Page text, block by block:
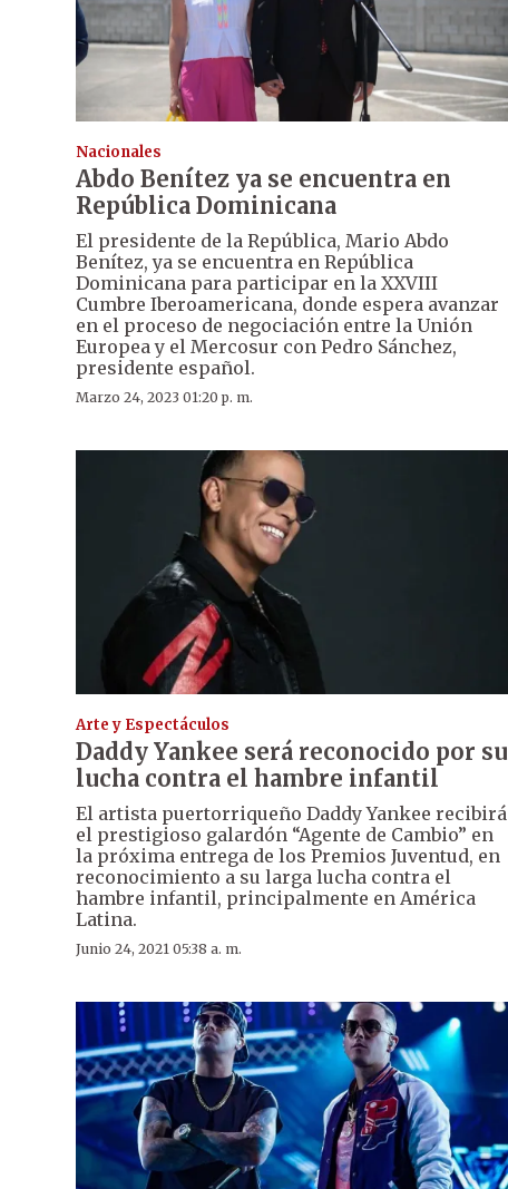
Nacionales
Abdo Benítez ya se encuentra en
República Dominicana
El presidente de la República, Mario Abdo
Benítez, ya se encuentra en República
Dominicana para participar en la XXVIII
Cumbre Iberoamericana, donde espera avanzar
en el proceso de negociación entre la Unión
Europea y el Mercosur con Pedro Sánchez,
presidente español.
Marzo 24, 2023 01:20 p. m.
Arte y Espectáculos
Daddy Yankee será reconocido por su
lucha contra el hambre infantil
El artista puertorriqueño Daddy Yankee recibirá
el prestigioso galardón “Agente de Cambio” en
la próxima entrega de los Premios Juventud, en
reconocimiento a su larga lucha contra el
hambre infantil, principalmente en América
Latina.
Junio 24, 2021 05:38 a. m.